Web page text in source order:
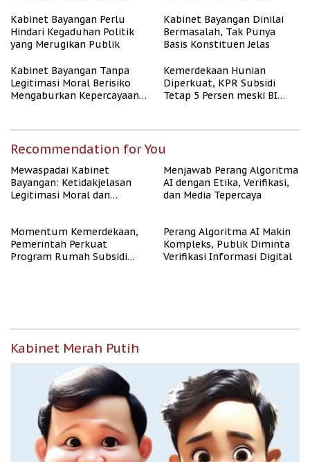
Kabinet Bayangan Perlu
Hindari Kegaduhan Politik
yang Merugikan Publik
Kabinet Bayangan Dinilai
Bermasalah, Tak Punya
Basis Konstituen Jelas
Kabinet Bayangan Tanpa
Legitimasi Moral Berisiko
Mengaburkan Kepercayaan
Kemerdekaan Hunian
Diperkuat, KPR Subsidi
Tetap 5 Persen meski BI
Recommendation for You
Mewaspadai Kabinet
Bayangan: Ketidakjelasan
Legitimasi Moral dan
Menjawab Perang Algoritma
AI dengan Etika, Verifikasi,
dan Media Tepercaya
Momentum Kemerdekaan,
Pemerintah Perkuat
Program Rumah Subsidi
Perang Algoritma AI Makin
Kompleks, Publik Diminta
Verifikasi Informasi Digital
Kabinet Merah Putih